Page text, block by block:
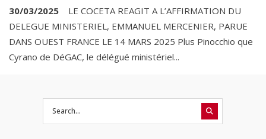
30/03/2025
LE COCETA REAGIT A L’AFFIRMATION DU
DELEGUE MINISTERIEL, EMMANUEL MERCENIER, PARUE
DANS OUEST FRANCE LE 14 MARS 2025 Plus Pinocchio que
Cyrano de DéGAC, le délégué ministériel...